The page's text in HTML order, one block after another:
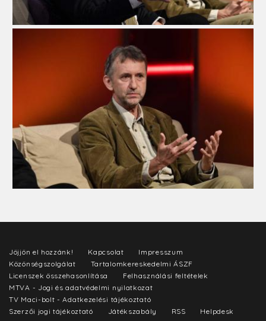
Jöjjön el hozzánk! Kapcsolat
Impresszum
Közönségszolgálat
Tartalomkereskedelmi ÁSZF
Licenszek összehasonlítása
Felhasználási feltételek
MTVA - Jogi és adatvédelmi nyilatkozat
TV Maci-bolt - Adatkezelési tájékoztató
Szerzői jogi tájékoztató
Játékszabály RSS
Helpdesk